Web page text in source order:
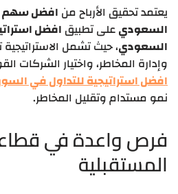
يعتمد تحقيق الأرباح من افضل سهم
السعوديعلى تطبيق افضل
السعودي، حيث تشمل الاستراتيجية
وإدارة المخاطر، واختيار الشركات
افضل استراتيجية للتداول في
نمو مستدام وتقليل المخاطر.
فرص واعدة في
المستقبلية